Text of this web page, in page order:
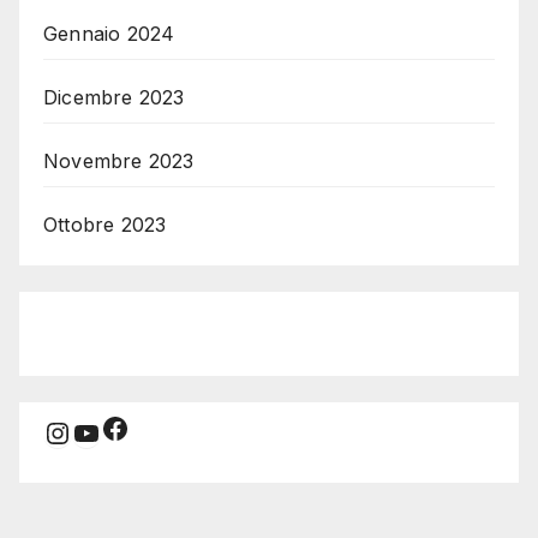
Gennaio 2024
Dicembre 2023
Novembre 2023
Ottobre 2023
Instagram
YouTube
Facebook